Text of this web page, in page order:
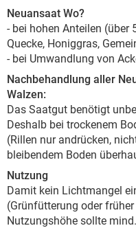
Neuansaat Wo?
- bei hohen Anteilen (über
Quecke, Honiggras,
- bei Umwandlung von
Nachbehandlung aller
Walzen:
Das Saatgut benötigt
Deshalb bei trockenem
(Rillen nur andrücken,
bleibendem Boden
Nutzung
Damit kein Lichtmangel
(Grünfütterung oder
Nutzungshöhe sollte